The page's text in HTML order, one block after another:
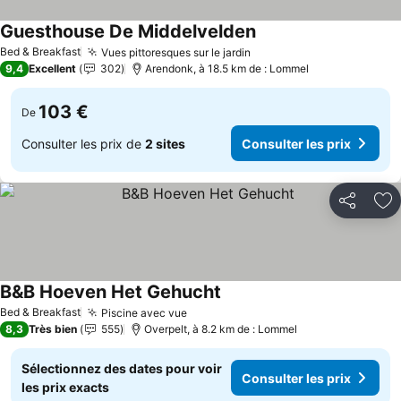
Bed & Breakfast Vues pittoresques sur le jardin
Guesthouse De MiddelveldenConsulter les prix
9,4 Excellent 302 Arendonk, à 18.5 km de : Lommel
De 103 €
Consulter les prix de 2 sites Consulter les prix
Partager
Bed & Breakfast Piscine avec vueConsulter les prix
B&B Hoeven Het Gehucht
8,3 Très bien 555 Overpelt, à 8.2 km de : Lommel
Sélectionnez des dates pour voir
les prix exacts
Consulter les prix